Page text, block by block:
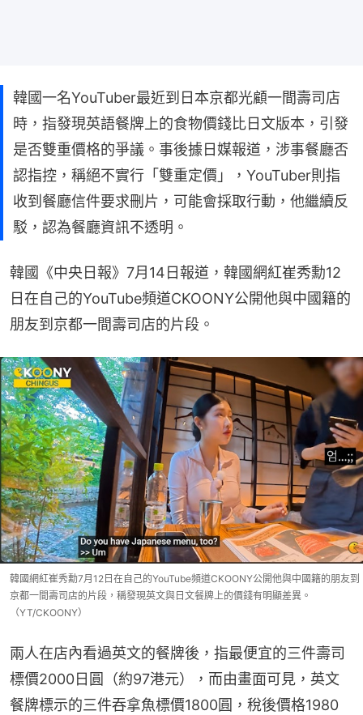
韓國一名YouTuber最近到日本京都光顧一間壽司店
時，指發現英語餐牌上的食物價錢比日文版本，引發
是否雙重價格的爭議。事後據日媒報道，涉事餐廳否
認指控，稱絕不實行「雙重定價」，YouTuber則指
收到餐廳信件要求刪片，可能會採取行動，他繼續反
駁，認為餐廳資訊不透明。
韓國《中央日報》7月14日報道，韓國網紅崔秀勳12
日在自己的YouTube頻道CKOONY公開他與中國籍的
朋友到京都一間壽司店的片段。
韓國網紅崔秀勳7月12日在自己的YouTube頻道CKOONY公開他與中國籍的朋友到
京都一間壽司店的片段，稱發現英文與日文餐牌上的價錢有明顯差異。
（YT/CKOONY）
兩人在店內看過英文的餐牌後，指最便宜的三件壽司
標價2000日圓（約97港元），而由畫面可見，英文
餐牌標示的三件吞拿魚標價1800圓，稅後價格1980